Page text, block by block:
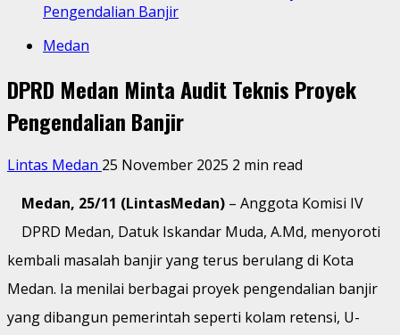
Pengendalian Banjir
Medan
DPRD Medan Minta Audit Teknis Proyek
Pengendalian Banjir
Lintas Medan 25 November 2025 2 min read
Medan, 25/11 (LintasMedan) – Anggota Komisi IV
DPRD Medan, Datuk Iskandar Muda, A.Md, menyoroti
kembali masalah banjir yang terus berulang di Kota
Medan. Ia menilai berbagai proyek pengendalian banjir
yang dibangun pemerintah seperti kolam retensi, U-